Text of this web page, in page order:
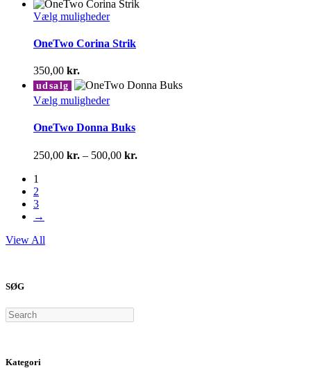
kan
vælges
varesiden
Vælg mulighederDette
har
kan
vælges
varesiden
OneTwo Corina Strik
350,00 kr.
udsalg
Vælg mulighederDette
har
varianter.
Mulighederne
OneTwo Donna Buks
250,00 kr. – 500,00 kr.
1
2
3
→
View All
SØG
Search
Kategori